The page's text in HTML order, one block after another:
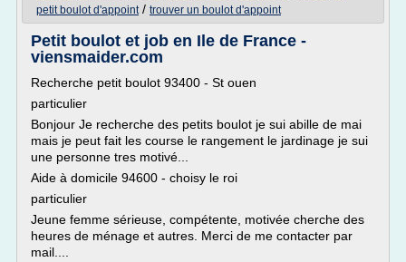
petit boulot d'appoint/ trouver un boulot d'appoint
Petit boulot et job en Ile de France -
viensmaider.com
Recherche petit boulot 93400 - St ouen
particulier
Bonjour Je recherche des petits boulot je sui abille de mai
mais je peut fait les course le rangement le jardinage je sui
une personne tres motivé...
Aide à domicile 94600 - choisy le roi
particulier
Jeune femme sérieuse, compétente, motivée cherche des
heures de ménage et autres. Merci de me contacter par
mail....